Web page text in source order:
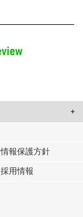
コンテンツや広告の
ています。
供した他の情報や、
した他の情報を組み
報保護方針
採用情報